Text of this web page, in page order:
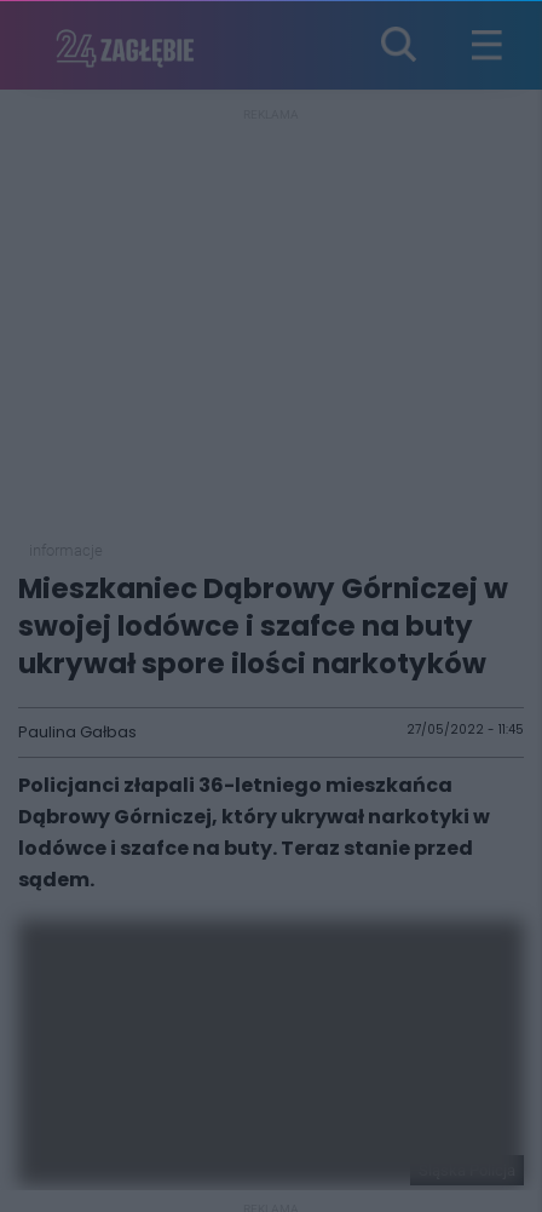
Mieszkaniec Dąbrowy Górniczej w
swojej lodówce i szafce na buty
ukrywał spore ilości narkotyków
Paulina Gałbas 27/05/2022 - 11:45
Policjanci złapali 36-letniego mieszkańca
Dąbrowy Górniczej, który ukrywał narkotyki w
lodówce i szafce na buty. Teraz stanie przed
sądem.